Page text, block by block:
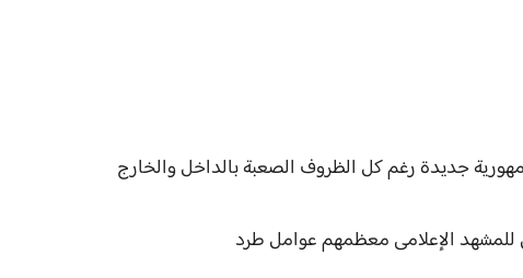
جديدة رغم كل الظروف الصعبة بالداخل والخارج
للمشهد الإعلامى معظمهم عوامل طرد